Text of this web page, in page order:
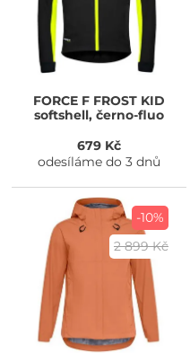
FORCE F FROST KID
softshell, černo-fluo
679 Kč
odesíláme do 3 dnů
-10%
2 899 Kč